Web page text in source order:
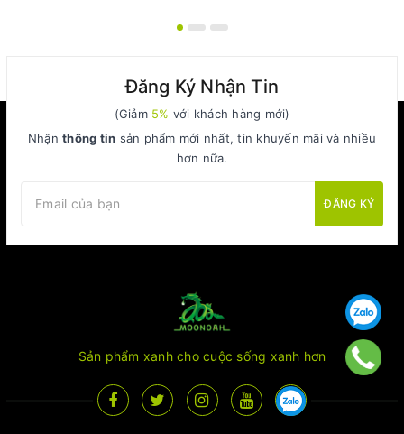
Đăng Ký Nhận Tin
(Giảm 5% với khách hàng mới)
Nhậnthông tin sản phẩm mới nhất, tin khuyến mãi và nhiều
hơn nữa.
ĐĂNG KÝ
Sản phẩm xanh cho cuộc sống xanh hơn